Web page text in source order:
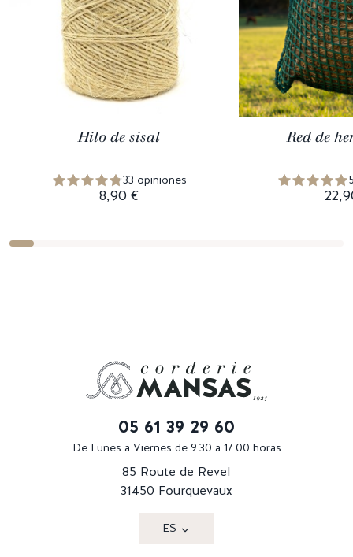
Hilo de sisal
33 opiniones
8,90 €
Red de
05 61 39 29 60
De Lunes a Viernes de 9.30 a 17.00 horas
85 Route de Revel
31450 Fourquevaux
ES